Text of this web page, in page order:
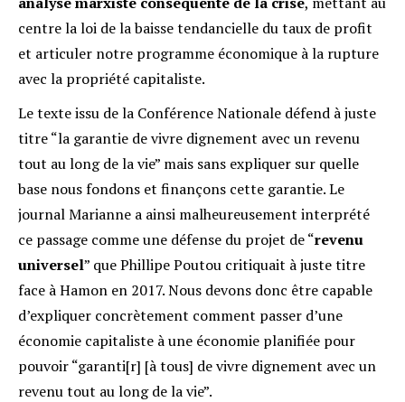
centre la loi de la baisse tendancielle du taux de profit
et articuler notre programme économique à la rupture
avec la propriété capitaliste.
Le texte issu de la Conférence Nationale défend à juste
titre “la garantie de vivre dignement avec un revenu
tout au long de la vie” mais sans expliquer sur quelle
base nous fondons et finançons cette garantie. Le
journal Marianne a ainsi malheureusement interprété
ce passage comme une défense du projet de “revenu
universel” que Phillipe Poutou critiquait à juste titre
face à Hamon en 2017. Nous devons donc être capable
d’expliquer concrètement comment passer d’une
économie capitaliste à une économie planifiée pour
pouvoir “garanti[r] [à tous] de vivre dignement avec un
revenu tout au long de la vie”.